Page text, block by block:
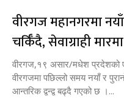
वीरगज महानगरमा
चर्किँदै, सेवाग्राही मारमा
वीरगज,१९ असार/मधेश प्रदेशको
वीरगजमा पछिल्लो समय नयाँ र
आन्तरिक द्वन्द्व बढ्दै गएको छ ।...